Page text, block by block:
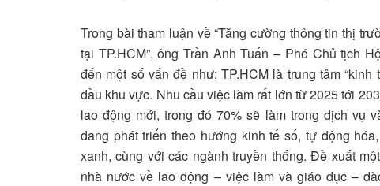
Trong bài tham luận về “Tăng cường thông tin thị
tại TP.HCM”, ông Trần Anh Tuấn – Phó Chủ tịch
đến một số vấn đề như: TP.HCM là trung tâm
đầu khu vực. Nhu cầu việc làm rất lớn từ 2025 tới
lao động mới, trong đó 70% sẽ làm trong dịch vụ
đang phát triển theo hướng kinh tế số, tự động
xanh, cùng với các ngành truyền thống. Đề xuất
nhà nước về lao động – việc làm và giáo dục –